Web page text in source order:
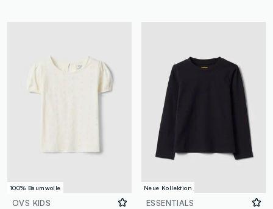
100% Baumwolle
OVS KIDS
Neue Kollektion
ESSENTIALS